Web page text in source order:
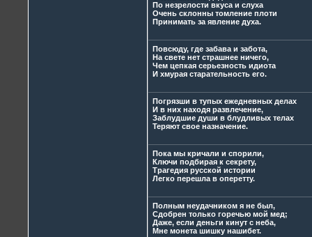
По незрелости вкуса и слуха
Очень склонны томление плоти
Принимать за явление духа.
Повсюду, где забава и забота,
На свете нет страшнее ничего,
Чем цепкая серьезность идиота
И хмурая старательность его.
Погрязши в тупых ежедневных делах
И в них находя развлечение,
Заблудшие души в блудливых телах
Теряют свое назначение.
Пока мы кричали и спорили,
Ключи подбирая к секрету,
Трагедия русской истории
Легко перешла в оперетту.
Полным неудачником я не был,
Сдобрен только горечью мой мед;
Даже, если деньги кинут с неба,
Мне монета шишку нашибет.